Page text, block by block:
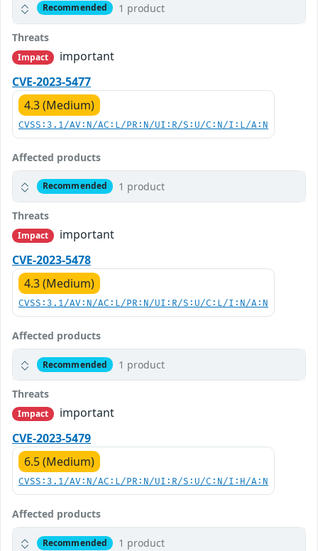
Recommended 1 product
Threats
Impact
important
CVE-2023-5477
4.3 (Medium)
CVSS:3.1/AV:N/AC:L/PR:N/UI:R/S:U/C:N/I:L/A:N
Affected products
Recommended 1 product
Threats
Impact
important
CVE-2023-5478
4.3 (Medium)
CVSS:3.1/AV:N/AC:L/PR:N/UI:R/S:U/C:L/I:N/A:N
Affected products
Recommended 1 product
Threats
Impact
important
CVE-2023-5479
6.5 (Medium)
CVSS:3.1/AV:N/AC:L/PR:N/UI:R/S:U/C:N/I:H/A:N
Affected products
Recommended 1 product